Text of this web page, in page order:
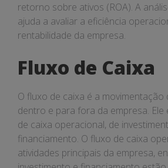
retorno sobre ativos (ROA). A
ajuda a avaliar a eficiência
rentabilidade da empresa.
Fluxo de Caixa
O fluxo de caixa é a movimentação
dentro e para fora da empresa. Ele
de caixa operacional, de
financiamento. O fluxo de caixa
atividades principais da empresa,